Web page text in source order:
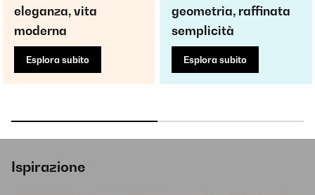
eleganza, vita
moderna
Esplora subito
geometria, raffinata
semplicità
Esplora subito
Ispirazione